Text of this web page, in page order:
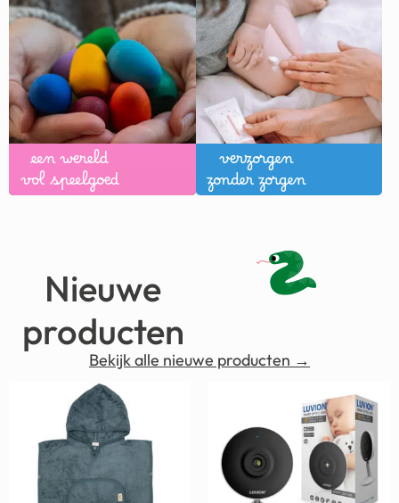
een wereld
vol speelgoed
verzorgen
zonder zorgen
Nieuwe
producten
Bekijk alle nieuwe producten →